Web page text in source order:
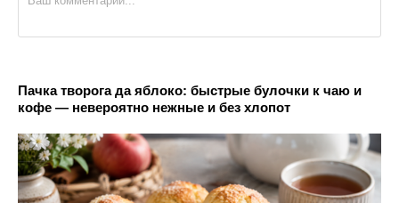
Пачка творога да яблоко: быстрые булочки к чаю и
кофе — невероятно нежные и без хлопот